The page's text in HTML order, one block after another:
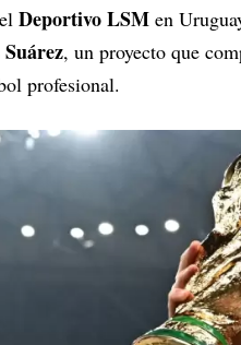
Deportivo LSM en
, un proyecto que
profesional.